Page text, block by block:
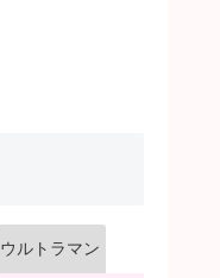
ウルトラマン